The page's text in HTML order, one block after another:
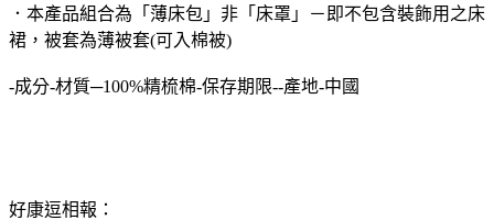
．本產品組合為「薄床包」非「床罩」－即不包含裝飾用之床
裙，被套為薄被套(可入棉被)
-成分-材質─100%精梳棉-保存期限--產地-中國
好康逗相報：